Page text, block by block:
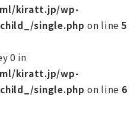
kiratt.jp/wp-
single.php on line 5
0 in
kiratt.jp/wp-
single.php on line 6